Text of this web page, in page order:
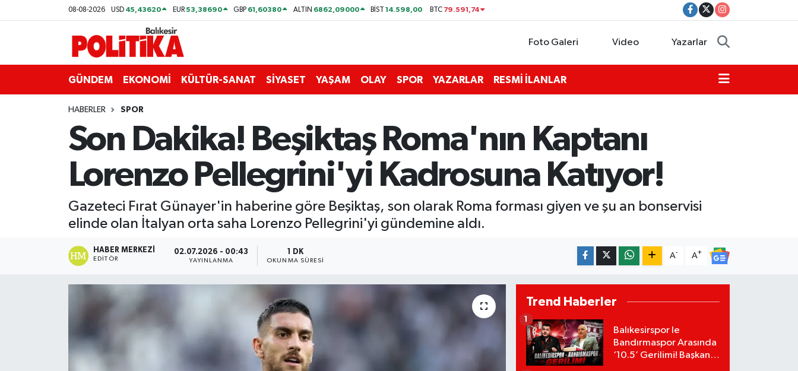
08-08-2026 USD 45,43620 EUR53,38690 GBP 61,60380 ALTIN 6862,09000 BİST14.598,00 BTC 79.591,74
Foto Galeri Video Yazarlar
GÜNDEM EKONOMİ KÜLTÜR-SANAT SİYASET YAŞAM OLAY SPOR YAZARLAR RESMİ İLANLAR
HABERLER SPOR
Son Dakika! Beşiktaş Roma'nın Kaptanı
Lorenzo Pellegrini'yi Kadrosuna Katıyor!
Gazeteci Fırat Günayer'in haberine göre Beşiktaş, son olarak Roma forması giyen ve şu an bonservisi
elinde olan İtalyan orta saha Lorenzo Pellegrini'yi gündemine aldı.
HABER MERKEZI
EDITÖR
02.07.2026 - 00:43
YAYINLANMA
1 DK
OKUNMA SÜRESI
A- A+
Trend Haberler
Balıkesirspor le
Bandırmaspor Arasında
‘10.5’ Gerilimi! Başkan
1
ASTROLOJİ
Bandırma
Burhaniye
Balıkesir Nöbetçi Eczaneler
Balıkesir Hava Durumu
Balıkesir Namaz Vakitleri
Balıkesir Trafik Yoğunluk Haritası
Süper Lig Puan Durumu ve Fikstür
Son Dakika Haberleri
Haber Arşivi